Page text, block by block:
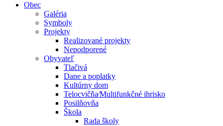
Obec
Galéria
Symboly
Projekty
Realizované projekty
Nepodporené
Obyvateľ
Tlačivá
Dane a poplatky
Kultúrny dom
Telocvičňa⁄Multifunkčné ihrisko
Posilňovňa
Škola
Rada školy